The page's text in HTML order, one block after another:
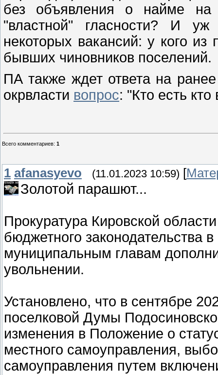
без объявления о найме на
"властной" гласности? И уж
некоторых вакансий: у кого
бывших чиновников поселений.
ПА также ждет ответа на
окрвласти вопрос: "Кто есть
Всего комментариев: 1
1 afanasyevo (11.01.2023 10:59) [
Золотой парашют...
Прокуратура Кировской
бюджетного законодательства
муниципальным главам
увольнении.
Установлено, что в сентябре
поселковой Думы
изменения в Положение о
местного самоуправления,
самоуправления путем